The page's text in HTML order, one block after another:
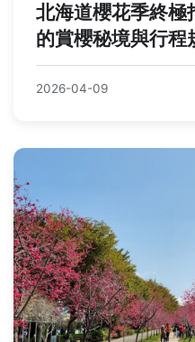
北海道櫻花季終極
的賞櫻秘境與行程
2026-04-09